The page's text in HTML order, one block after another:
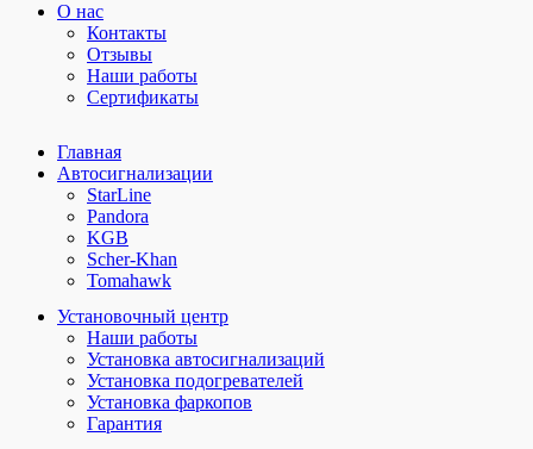
О нас
Контакты
Отзывы
Наши работы
Сертификаты
Главная
Автосигнализации
StarLine
Pandora
KGB
Scher-Khan
Tomahawk
Установочный центр
Наши работы
Установка автосигнализаций
Установка подогревателей
Установка фаркопов
Гарантия